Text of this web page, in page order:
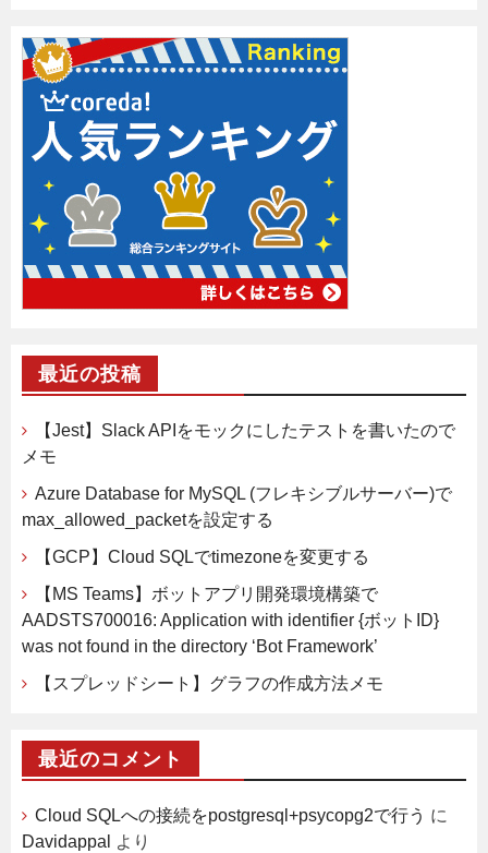
最近の投稿
【Jest】Slack APIをモックにしたテストを書いたので
メモ
Azure Database for MySQL (フレキシブルサーバー)で
max_allowed_packetを設定する
【GCP】Cloud SQLでtimezoneを変更する
【MS Teams】ボットアプリ開発環境構築で
AADSTS700016: Application with identifier {ボットID}
was not found in the directory ‘Bot Framework’
【スプレッドシート】グラフの作成方法メモ
最近のコメント
Cloud SQLへの接続をpostgresql+psycopg2で行う に
Davidappal
より